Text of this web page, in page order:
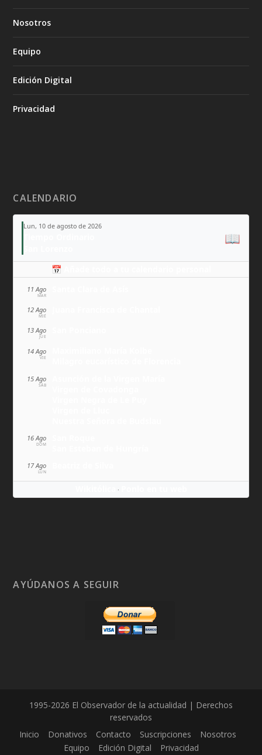
Nosotros
Equipo
Edición Digital
Privacidad
CALENDARIO
Lun, 10 de agosto de 2026
📖
📅 Añade todo a tu calendario personal
11 Ago
MAR
12 Ago
MIÉ
13 Ago
JUE
14 Ago
VIE
15 Ago
SÁB
16 Ago
DOM
17 Ago
LUN
·
AYÚDANOS A SEGUIR
1995-2026 El Observador de la actualidad | Derechos
reservados
Inicio
Donativos Contacto Suscripciones
Nosotros
Equipo
Edición Digital Privacidad